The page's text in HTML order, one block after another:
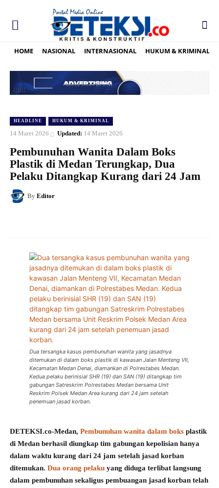
HOME NASIONAL INTERNASIONAL HUKUM & KRIMINAL
HEADLINE HUKUM & KRIMINAL
14 Maret 2026 Updated: 14 Maret 2026
Pembunuhan Wanita Dalam Boks
Plastik di Medan Terungkap, Dua
Pelaku Ditangkap Kurang dari 24 Jam
By Editor
Dua tersangka kasus pembunuhan wanita yang jasadnya
ditemukan di dalam boks plastik di kawasan Jalan Menteng VII,
Kecamatan Medan Denai, diamankan di Polrestabes Medan.
Kedua pelaku berinisial SHR (19) dan SAN (19) ditangkap tim
gabungan Satreskrim Polrestabes Medan bersama Unit
Reskrim Polsek Medan Area kurang dari 24 jam setelah
penemuan jasad korban.
DETEKSI.co-Medan, Pembunuhan wanita dalam boks plastik
di Medan berhasil diungkap tim gabungan kepolisian hanya
dalam waktu kurang dari 24 jam setelah jasad korban
ditemukan. Dua orang pelaku yang diduga terlibat langsung
dalam pembunuhan sekaligus pembuangan jasad korban telah